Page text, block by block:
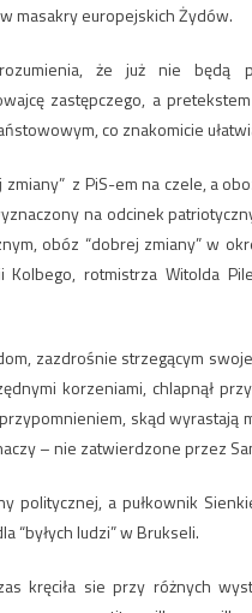
masakry europejskich Żydów.
że już nie będą
zastępczego, a
co znakomicie
z PiS-em na czele, a
na odcinek
obóz “dobrej zmiany” w
rotmistrza Witolda
zazdrośnie strzegącym
korzeniami, chlapnął
skąd wyrastają
– nie zatwierdzone przez
politycznej, a pułkownik
“byłych ludzi” w Brukseli.
kręciła sie przy różnych